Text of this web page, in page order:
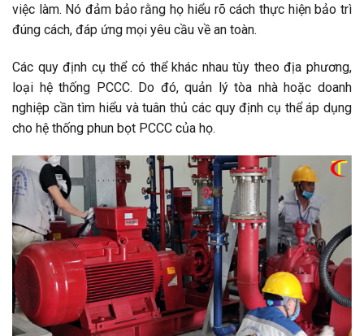
việc làm. Nó đảm bảo rằng họ hiểu rõ cách thực hiện bảo trì
đúng cách, đáp ứng mọi yêu cầu về an toàn.
Các quy định cụ thể có thể khác nhau tùy theo địa phương,
loại hệ thống PCCC. Do đó, quản lý tòa nhà hoặc doanh
nghiệp cần tìm hiểu và tuân thủ các quy định cụ thể áp dụng
cho hệ thống phun bọt PCCC của họ.